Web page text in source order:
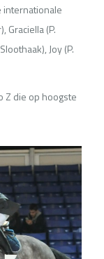
internationale
Graciella (P.
Joy (P.
Z die op hoogste